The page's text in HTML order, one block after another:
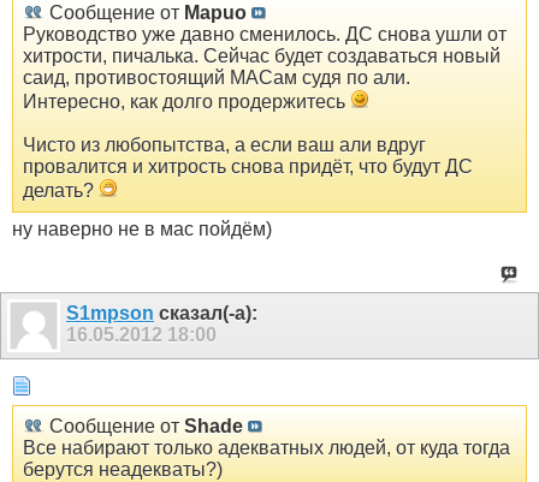
Сообщение от Mapuo
Руководство уже давно сменилось. ДС снова ушли от
хитрости, пичалька. Сейчас будет создаваться новый
саид, противостоящий МАСам судя по али.
Интересно, как долго продержитесь
Чисто из любопытства, а если ваш али вдруг
провалится и хитрость снова придёт, что будут ДС
делать?
ну наверно не в мас пойдём)
S1mpson сказал(-а):
16.05.2012 18:00
Сообщение от Shade
Все набирают только адекватных людей, от куда тогда
берутся неадекваты?)